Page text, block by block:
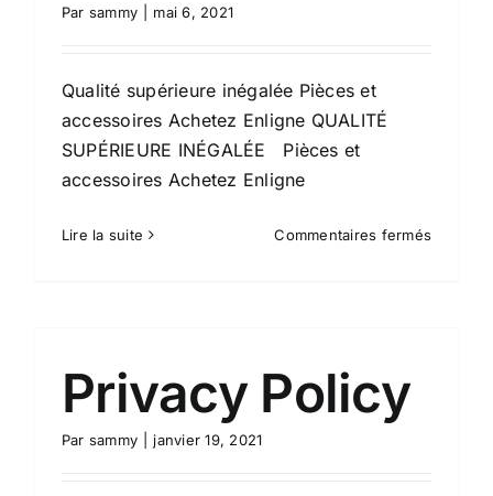
Par sammy mai 6, 2021
Qualité supérieure inégalée Pièces et
accessoires Achetez Enligne QUALITÉ
SUPÉRIEURE INÉGALÉE Pièces et
accessoires Achetez Enligne
Lire la suite Commentaires ferméssur
Privacy Policy
Par sammy janvier 19, 2021